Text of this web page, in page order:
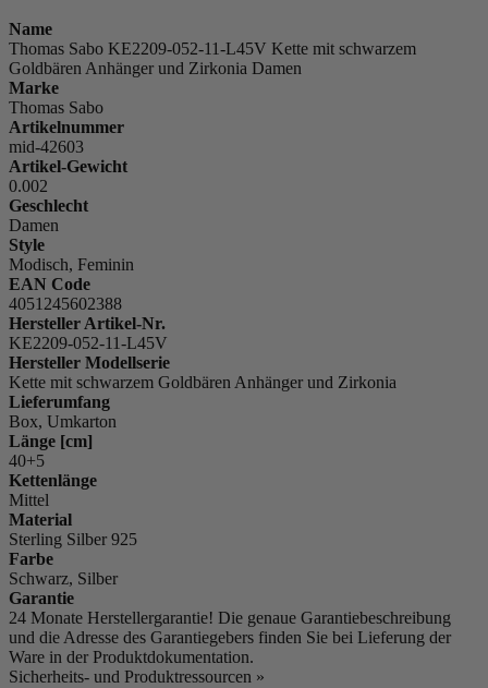
Name
Thomas Sabo KE2209-052-11-L45V Kette mit schwarzem
Goldbären Anhänger und Zirkonia Damen
Marke
Thomas Sabo
Artikelnummer
mid-42603
Artikel-Gewicht
0.002
Geschlecht
Damen
Style
Modisch, Feminin
EAN Code
4051245602388
Hersteller Artikel-Nr.
KE2209-052-11-L45V
Hersteller Modellserie
Kette mit schwarzem Goldbären Anhänger und Zirkonia
Lieferumfang
Box, Umkarton
Länge [cm]
40+5
Kettenlänge
Mittel
Material
Sterling Silber 925
Farbe
Schwarz, Silber
Garantie
24 Monate Herstellergarantie! Die genaue Garantiebeschreibung
und die Adresse des Garantiegebers finden Sie bei Lieferung der
Ware in der Produktdokumentation.
Sicherheits- und Produktressourcen »